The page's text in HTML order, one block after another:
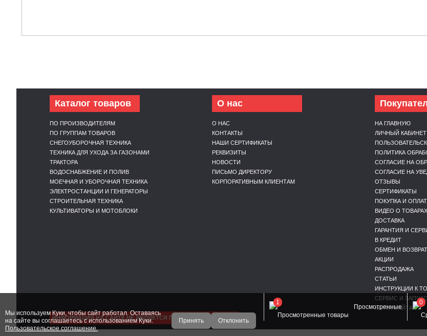
Каталог товаров
ПО ПРОИЗВОДИТЕЛЯМ
ПО ГРУППАМ ТОВАРОВ
СНЕГОУБОРОЧНАЯ ТЕХНИКА
ТЕХНИКА ДЛЯ УХОДА ЗА ГАЗОНАМИ
ТРАКТОРА
ВОДОСНАБЖЕНИЕ И ПОЛИВ
МОЕЧНАЯ И УБОРОЧНАЯ ТЕХНИКА
ЭЛЕКТРОСТАНЦИИ И ГЕНЕРАТОРЫ
СТРОИТЕЛЬНАЯ ТЕХНИКА
КУЛЬТИВАТОРЫ И МОТОБЛОКИ
О нас
О НАС
КОНТАКТЫ
НАШИ СЕРТИФИКАТЫ
РЕКВИЗИТЫ
НОВОСТИ
ПИСЬМО ДИРЕКТОРУ
КОРПОРАТИВНЫМ КЛИЕНТАМ
НА ГЛАВНУЮ
ЛИЧНЫЙ КАБИНЕТ
ПОЛИТИКА
СОГЛАСИЕ НА
СОГЛАСИЕ НА
ОТЗЫВЫ
СЕРТИФИКАТЫ
ПОКУПКА И
ВИДЕО О ТОВАРАХ
ДОСТАВКА
ГАРАНТИЯ И
В КРЕДИТ
ОБМЕН И ВОЗВРАТ
АКЦИИ
РАСПРОДАЖА
СТАТЬИ
ИНСТРУКЦИИ К
СЕРВИС И
КАРТА САЙТА
ИНФОРМАЦИЯ НА САЙТЕ НЕ ЯВЛЯЕТСЯ ПУБЛИЧНОЙ ОФЕРТОЙ
0
Просмотренные
1
Мы используем Куки, чтобы сайт работал. Оставаясь
на сайте вы соглашаетесь с использованием Куки.
Пользовательское соглашение.
Принять Отклонить